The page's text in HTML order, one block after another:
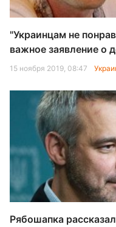
"Украинцам не
важное заявление о
15 ноября 2019, 08:47
Рябошапка